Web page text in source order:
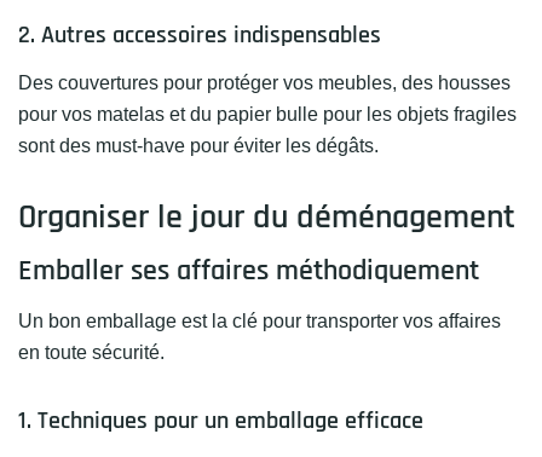
2. Autres accessoires indispensables
Des couvertures pour protéger vos meubles, des housses
pour vos matelas et du papier bulle pour les objets fragiles
sont des must-have pour éviter les dégâts.
Organiser le jour du déménagement
Emballer ses affaires méthodiquement
Un bon emballage est la clé pour transporter vos affaires
en toute sécurité.
1. Techniques pour un emballage efficace